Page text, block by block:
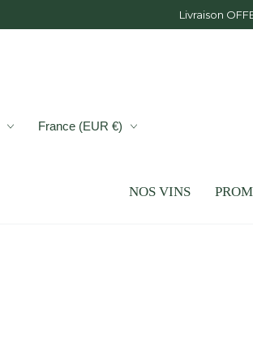
Livraison
Pays/région
France (EUR €)
NOS VINS